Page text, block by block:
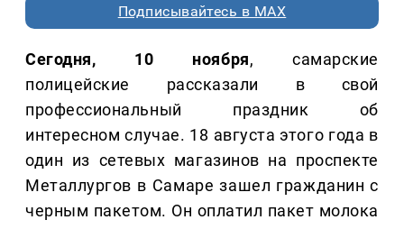
Подписывайтесь в MAX
Сегодня, 10 ноября, самарские
полицейские рассказали в свой
профессиональный праздник об
интересном случае. 18 августа этого года в
один из сетевых магазинов на проспекте
Металлургов в Самаре зашел гражданин с
черным пакетом. Он оплатил пакет молока